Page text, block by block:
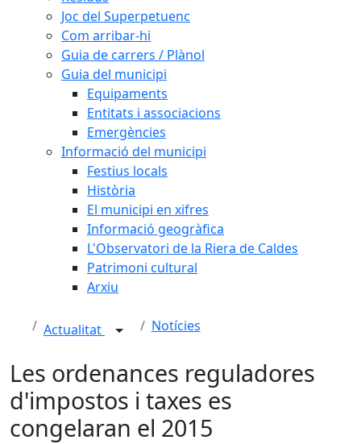
Joc del Superpetuenc
Com arribar-hi
Guia de carrers / Plànol
Guia del municipi
Equipaments
Entitats i associacions
Emergències
Informació del municipi
Festius locals
Història
El municipi en xifres
Informació geogràfica
L'Observatori de la Riera de Caldes
Patrimoni cultural
Arxiu
Actualitat Notícies
Les ordenances reguladores
d'impostos i taxes es
congelaran el 2015